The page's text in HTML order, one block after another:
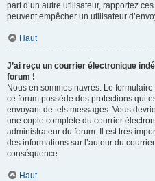
part d’un autre utilisateur, rapportez
peuvent empêcher un utilisateur
Haut
J’ai reçu un courrier électronique
forum !
Nous en sommes navrés. Le
ce forum possède des protections qui
envoyant de tels messages. Vous
une copie complète du courrier
administrateur du forum. Il est très
des informations sur l’auteur du
conséquence.
Haut